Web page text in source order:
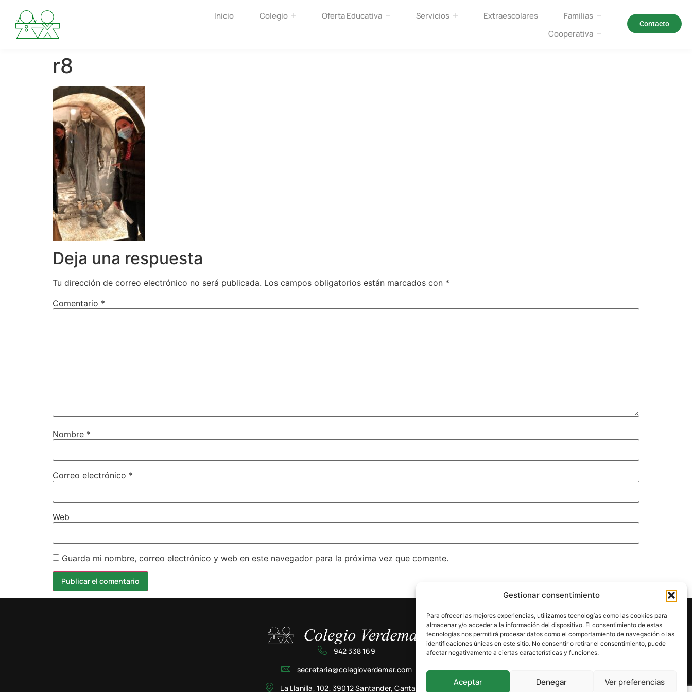
Gestionar consentimiento
Para ofrecer las mejores experiencias, utilizamos tecnologías como las cookies para
almacenar y/o acceder a la información del dispositivo. El consentimiento de estas
tecnologías nos permitirá procesar datos como el comportamiento de navegación o las
identificaciones únicas en este sitio. No consentir o retirar el consentimiento, puede
afectar negativamente a ciertas características y funciones.
Aceptar Denegar Ver preferencias
Inicio Colegio Oferta Educativa Servicios Extraescolares
Familias
Cooperativa
Contacto
r8
Deja una respuesta
Tu dirección de correo electrónico no será publicada. Los campos obligatorios están marcados con *
Comentario *
Nombre *
Correo electrónico *
Web
Guarda mi nombre, correo electrónico y web en este navegador para la próxima vez que comente.
942 338 169
secretaria@colegioverdemar.com
La Llanilla, 102, 39012 Santander, Cantabria